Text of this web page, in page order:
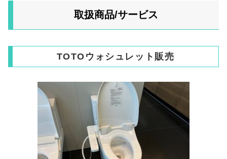
取扱商品/サービス
TOTOウォシュレット販売